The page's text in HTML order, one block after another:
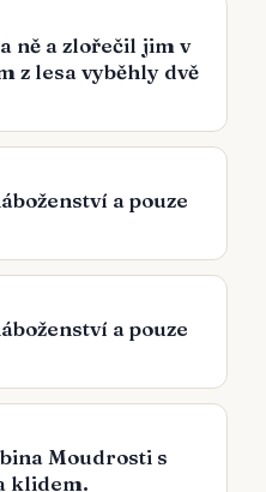
ně a zlořečil jim v
z lesa vyběhly dvě
a pouze
a pouze
Moudrosti s
klidem.